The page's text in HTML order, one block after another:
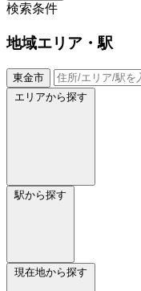
検索条件
地域エリア・駅
東金市
エリアから探す
駅から探す
現在地から探す